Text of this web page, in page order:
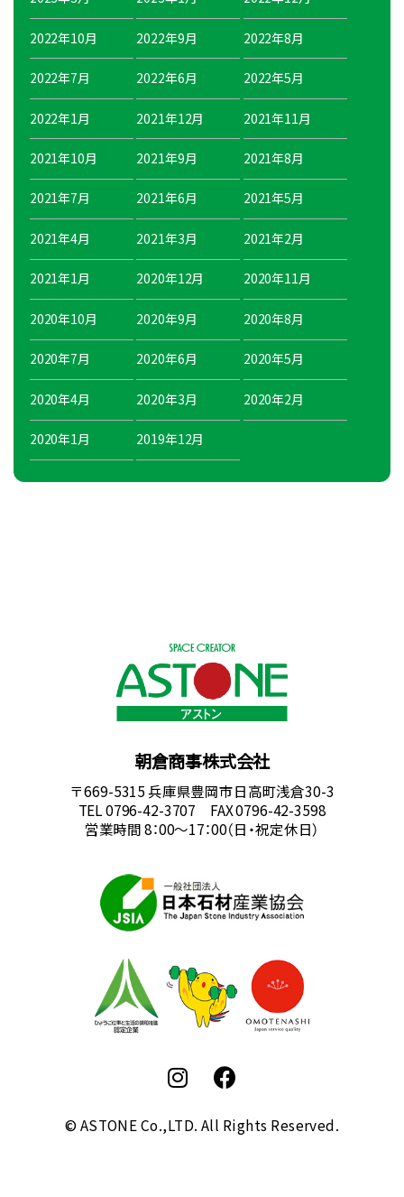
2022年10月 2022年9月 2022年8月
2022年7月 2022年6月 2022年5月
2022年1月 2021年12月 2021年11月
2021年10月 2021年9月 2021年8月
2021年7月 2021年6月 2021年5月
2021年4月 2021年3月 2021年2月
2021年1月 2020年12月 2020年11月
2020年10月 2020年9月 2020年8月
2020年7月 2020年6月 2020年5月
2020年4月 2020年3月 2020年2月
2020年1月 2019年12月
朝倉商事株式会社
〒669-5315 兵庫県豊岡市日高町浅倉30-3
TEL 0796-42-3707 FAX 0796-42-3598
営業時間 8：00～17：00（日・祝定休日）
© ASTONE Co.,LTD. All Rights Reserved.